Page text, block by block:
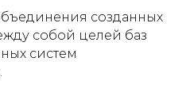
созданных
собой целей баз
систем